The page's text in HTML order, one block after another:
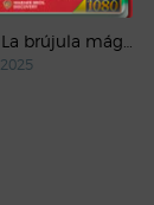
2025